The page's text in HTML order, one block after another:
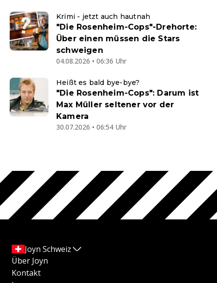
Krimi - jetzt auch hautnah
"Die Rosenheim-Cops"-Drehorte:
Über einen müssen die Stars
schweigen
04.08.2026 • 06:36 Uhr
Heißt es bald bye-bye?
"Die Rosenheim-Cops": Darum ist
Max Müller seltener vor der
Kamera
30.07.2026 • 06:54 Uhr
Joyn Schweiz
Über Joyn
Kontakt